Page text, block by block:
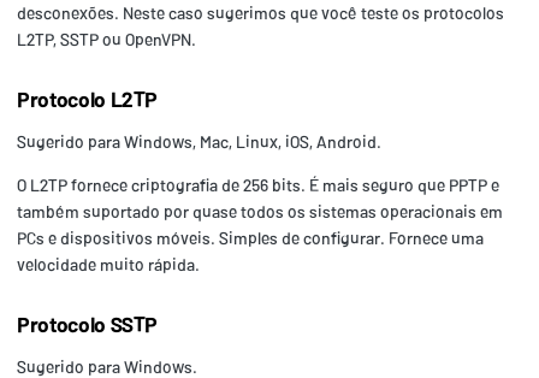
desconexões. Neste caso sugerimos que você teste os protocolos
L2TP, SSTP ou OpenVPN.
Protocolo L2TP
Sugerido para Windows, Mac, Linux, iOS, Android.
O L2TP fornece criptografia de 256 bits. É mais seguro que PPTP e
também suportado por quase todos os sistemas operacionais em
PCs e dispositivos móveis. Simples de configurar. Fornece uma
velocidade muito rápida.
Protocolo SSTP
Sugerido para Windows.